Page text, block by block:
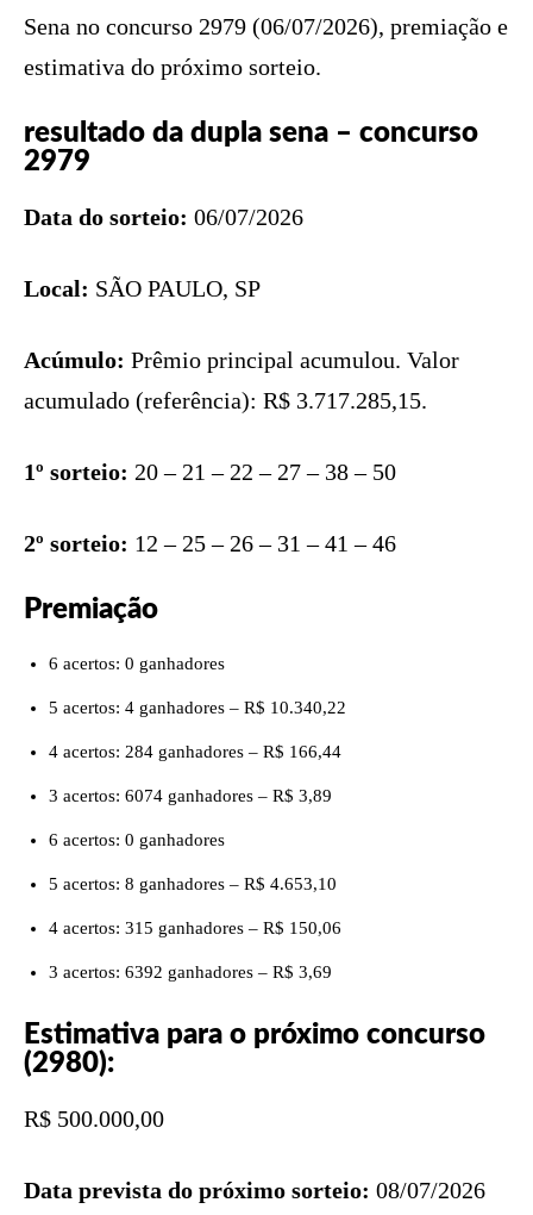
Sena no concurso 2979 (06/07/2026), premiação e
estimativa do próximo sorteio.
resultado da dupla sena – concurso
2979
Data do sorteio: 06/07/2026
Local: SÃO PAULO, SP
Acúmulo: Prêmio principal acumulou. Valor
acumulado (referência): R$ 3.717.285,15.
1º sorteio: 20 – 21 – 22 – 27 – 38 – 50
2º sorteio: 12 – 25 – 26 – 31 – 41 – 46
Premiação
6 acertos: 0 ganhadores
5 acertos: 4 ganhadores – R$ 10.340,22
4 acertos: 284 ganhadores – R$ 166,44
3 acertos: 6074 ganhadores – R$ 3,89
6 acertos: 0 ganhadores
5 acertos: 8 ganhadores – R$ 4.653,10
4 acertos: 315 ganhadores – R$ 150,06
3 acertos: 6392 ganhadores – R$ 3,69
Estimativa para o próximo concurso
(2980):
R$ 500.000,00
Data prevista do próximo sorteio: 08/07/2026